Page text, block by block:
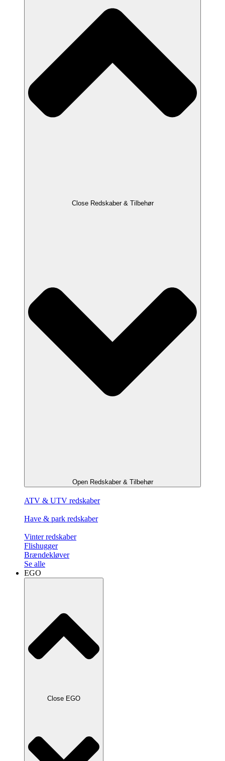
Close Redskaber & Tilbehør
Open Redskaber & Tilbehør
ATV & UTV redskaber
Have & park redskaber
Vinter redskaber
Flishugger
Brændekløver
Se alle
EGO
Close EGO